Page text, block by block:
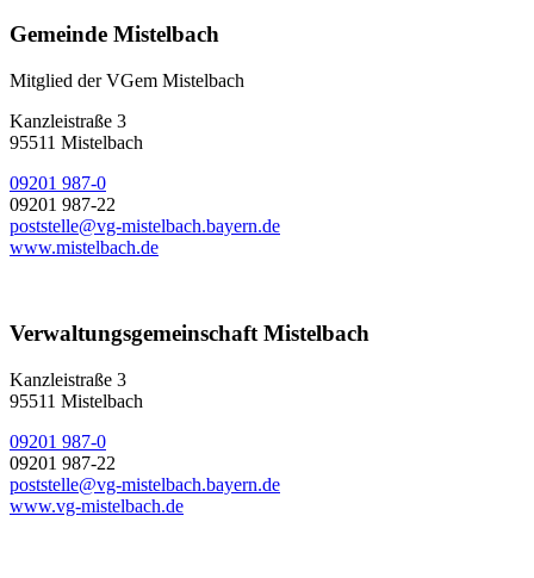
Gemeinde Mistelbach
Mitglied der VGem Mistelbach
Kanzleistraße 3
95511 Mistelbach
09201 987-0
09201 987-22
poststelle@vg-mistelbach.bayern.de
www.mistelbach.de
Verwaltungsgemeinschaft Mistelbach
Kanzleistraße 3
95511 Mistelbach
09201 987-0
09201 987-22
poststelle@vg-mistelbach.bayern.de
www.vg-mistelbach.de